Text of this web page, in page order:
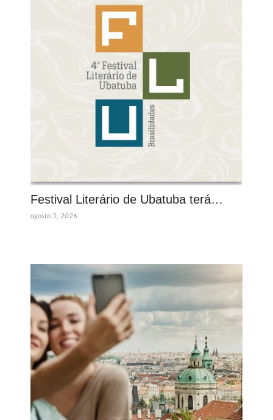
Festival Literário de Ubatuba terá…
agosto 5, 2026